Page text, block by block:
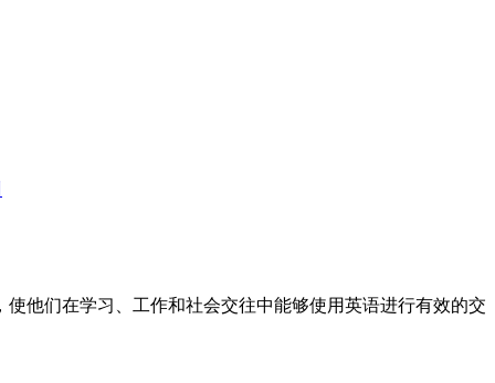
他们在学习、工作和社会交往中能够使用英语进行有效的交